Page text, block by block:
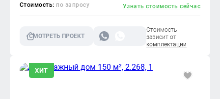
Стоимость: по запросу Узнать стоимость сейчас
СМОТРЕТЬ ПРОЕКТ
Стоимость
зависит от
комплектации
ХИТ